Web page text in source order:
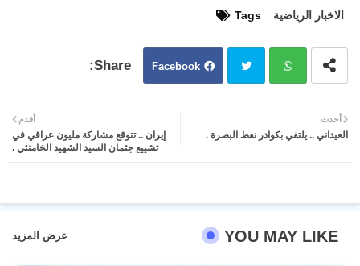
Tags الاخبار الرياضية
Facebook
ter atsa
أحدث
العيداني .. يلتقي بكوادر نفط البصرة .
أقدم
إيران .. تتوقع مشاركة مليون عراقي في
تشييع جثمان السيد الشهيد الخامنئي .
YOU MAY LIKE عرض المزيد